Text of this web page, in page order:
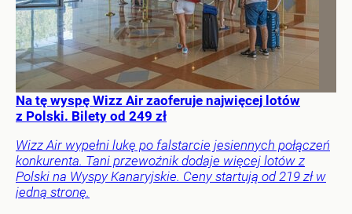
Na tę wyspę Wizz Air zaoferuje najwięcej lotów
z Polski. Bilety od 249 zł
Wizz Air wypełni lukę po falstarcie jesiennych połączeń
konkurenta. Tani przewoźnik dodaje więcej lotów z
Polski na Wyspy Kanaryjskie. Ceny startują od 219 zł w
jedną stronę.